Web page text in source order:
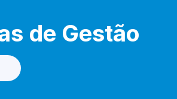
de Gestão